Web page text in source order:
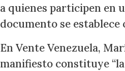
a quienes participen en
documento se
En Vente Venezuela,
manifiesto constituye